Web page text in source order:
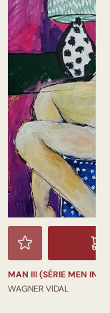
MAN III (SÉRIE MEN IN
WAGNER VIDAL